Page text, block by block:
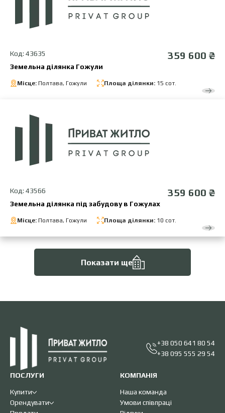
Код: 43635 359 600 ₴
Земельна ділянка Гожули
Місце: Полтава, Гожули Площа ділянки: 15 сот.
Код: 43566 359 600 ₴
Земельна ділянка під забудову в Гожулах
Місце: Полтава, Гожули Площа ділянки: 10 сот.
Показати ще
+38 050 641 80 54
+38 095 555 29 54
ПОСЛУГИ
Купити
Орендувати
КОМПАНІЯ
Наша команда
Умови співпраці